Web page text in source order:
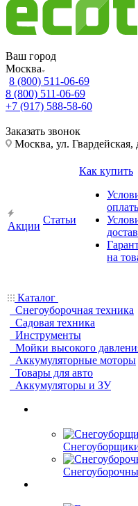
Ваш город
Москва
8 (800) 511-06-69
8 (800) 511-06-69
+7 (917) 588-58-60
Заказать звонок
Москва, ул. Гвардейская,
Акции
Статьи
Как купить
на
Каталог
Снегоуборочная техника
Садовая техника
Инструменты
Мойки высокого
Аккумуляторные моторы
Товары для авто
Аккумуляторы и ЗУ